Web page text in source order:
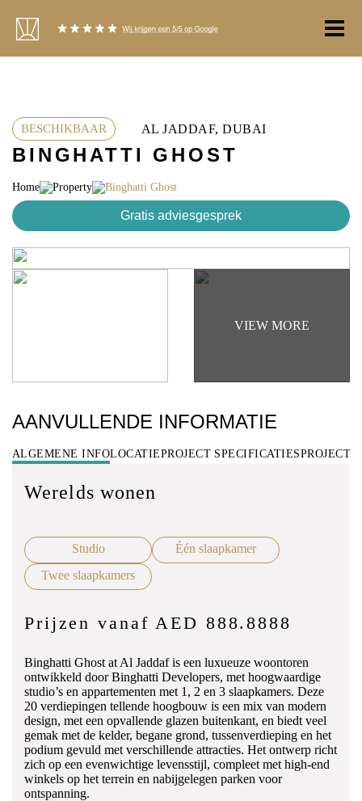
naar
BESCHIKBAAR AL JADDAF, DUBAI
BINGHATTI GHOST
Home Property Binghatti Ghost
Gratis adviesgesprek
AANVULLENDE INFORMATIE
ALGEMENE INFOLOCATIEPROJECT SPECIFICATIESPROJECT
Werelds wonen
Studio
Één slaapkamer
Twee slaapkamers
Prijzen vanaf AED 888.8888
Binghatti Ghost at Al Jaddaf is een luxueuze woontoren
ontwikkeld door Binghatti Developers, met hoogwaardige
studio’s en appartementen met 1, 2 en 3 slaapkamers. Deze
20 verdiepingen tellende hoogbouw is een mix van modern
design, met een opvallende glazen buitenkant, en biedt veel
gemak met de kelder, begane grond, tussenverdieping en het
podium gevuld met verschillende attracties. Het ontwerp richt
zich op een evenwichtige levensstijl, compleet met high-end
winkels op het terrein en nabijgelegen parken voor
ontspanning.